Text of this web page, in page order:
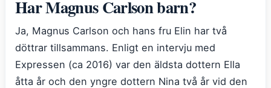
Har Magnus Carlson barn?
Ja, Magnus Carlson och hans fru Elin har två
döttrar tillsammans. Enligt en intervju med
Expressen (ca 2016) var den äldsta dottern Ella
åtta år och den yngre dottern Nina två år vid den